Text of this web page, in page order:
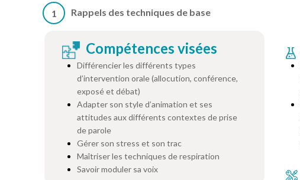
1 Rappels des techniques de base
Compétences visées
Différencier les différents types
d’intervention orale (allocution, conférence,
exposé et débat)
Adapter son style d’animation et ses
attitudes aux différents contextes de prise
de parole
Gérer son stress et son trac
Maîtriser les techniques de respiration
Savoir moduler sa voix